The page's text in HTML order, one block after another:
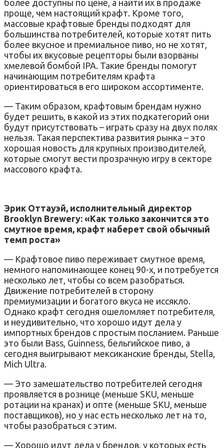
более доступны по цене, а найти их в продаже
проще, чем настоящий крафт. Кроме того,
массовые крафтовые бренды подходят для
большинства потребителей, которые хотят пить
более вкусное и премиальное пиво, но не хотят,
чтобы их вкусовые рецепторы были взорваны
хмелевой бомбой IPA. Такие бренды помогут
начинающим потребителям крафта
ориентироваться в его широком ассортименте.
— Таким образом, крафтовым брендам нужно
будет решить, в какой из этих подкатегорий они
будут присутствовать – играть сразу на двух полях
нельзя. Такая перспектива развития рынка – это
хорошая новость для крупных производителей,
которые смогут вести прозрачную игру в секторе
массового крафта.
Эрик Оттауэй, исполнительный директор
Brooklyn Brewery: «Как только закончится это
смутное время, крафт наберет свой обычный
темп роста»
— Крафтовое пиво переживает смутное время,
немного напоминающее конец 90-х, и потребуется
несколько лет, чтобы со всем разобраться.
Движение потребителей в сторону
премиумизации и богатого вкуса не иссякло.
Однако крафт сегодня ошеломляет потребителя,
и неудивительно, что хорошо идут дела у
импортных брендов с простым посланием. Раньше
это были Bass, Guinness, бельгийское пиво, а
сегодня выигрывают мексиканские бренды, Stella,
Mich Ultra.
— Это замешательство потребителей сегодня
проявляется в рознице (меньше SKU, меньше
ротации на кранах) и опте (меньше SKU, меньше
поставщиков), но у нас есть несколько лет на то,
чтобы разобраться с этим.
— Хорошо идут дела у брендов, у которых есть